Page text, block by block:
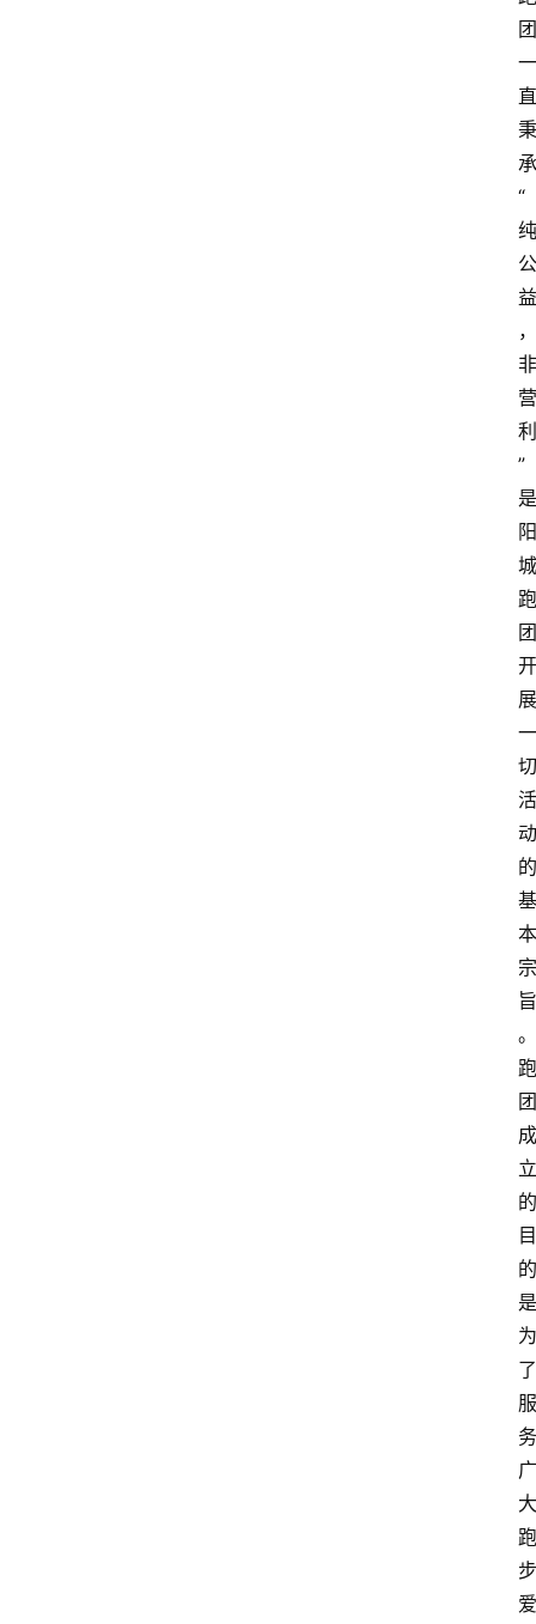
团
一
直
秉
承
“
纯
公
益
，
非
营
利
”
是
阳
城
跑
团
开
展
一
切
活
动
的
基
本
宗
旨
。
跑
团
成
立
的
目
的
是
为
了
服
务
广
大
跑
步
爱